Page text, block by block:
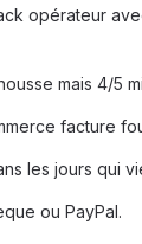
opérateur
mais 4/5
facture
les jours qui
ou PayPal.